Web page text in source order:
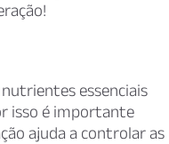
essenciais
isso é importante
ajuda a controlar as